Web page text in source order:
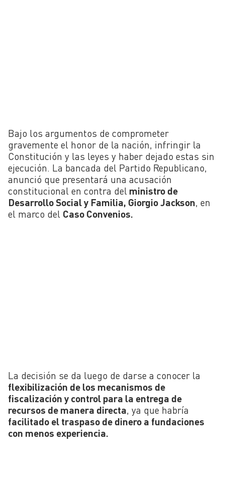
Bajo los argumentos de comprometer
gravemente el honor de la nación, infringir la
Constitución y las leyes y haber dejado estas sin
ejecución. La bancada del Partido Republicano,
anunció que presentará una acusación
constitucional en contra del ministro de
Desarrollo Social y Familia, Giorgio Jackson , en
el marco del Caso Convenios.
La decisión se da luego de darse a conocer la
flexibilización de los mecanismos de
fiscalización y control para la entrega de
recursos de manera directa, ya que habría
facilitado el traspaso de dinero a fundaciones
con menos experiencia.